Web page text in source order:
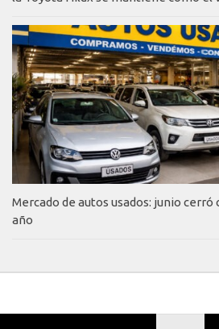
Mercado de autos usados: junio
año